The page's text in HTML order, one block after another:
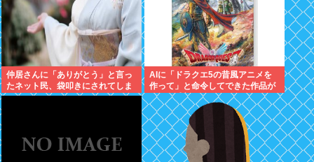
仲居さんに「ありがとう」と言っ
たネット民、袋叩きにされてしま
う…
AIに「ドラクエ5の昔風アニメを
作って」と命令してできた作品が
これ、感想よろ